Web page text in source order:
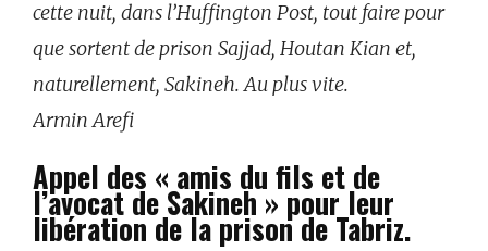
cette nuit, dans l’Huffington Post, tout faire pour
que sortent de prison Sajjad, Houtan Kian et,
naturellement, Sakineh. Au plus vite.
Armin Arefi
Appel des « amis du fils et de
l’avocat de Sakineh » pour leur
libération de la prison de Tabriz.